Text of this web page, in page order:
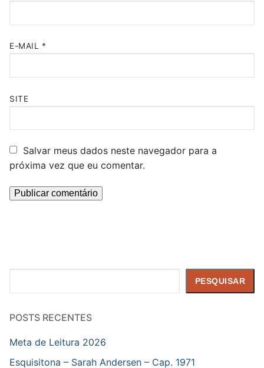
E-MAIL *
SITE
Salvar meus dados neste navegador para a
próxima vez que eu comentar.
PESQUISAR
POSTS RECENTES
Meta de Leitura 2026
Esquisitona – Sarah Andersen – Cap. 1971